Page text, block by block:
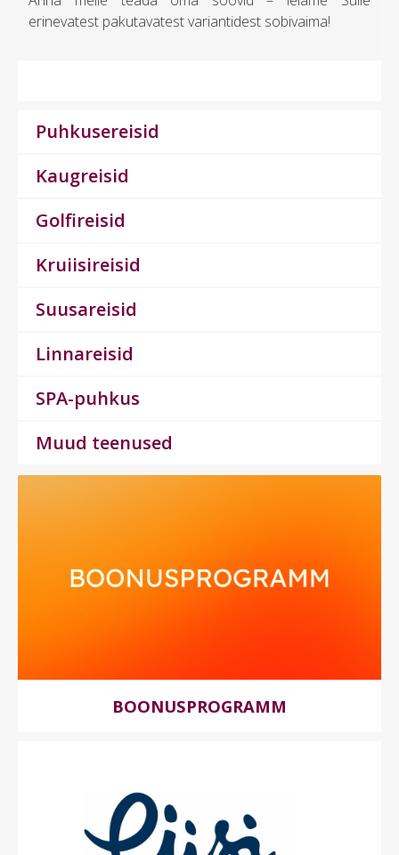
erinevatest pakutavatest variantidest sobivaima!
Puhkusereisid
Kaugreisid
Golfireisid
Kruiisireisid
Suusareisid
Linnareisid
SPA-puhkus
Muud teenused
BOONUSPROGRAMM